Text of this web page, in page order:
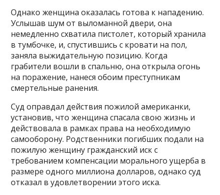
Однако женщина оказалась готова к нападению.
Услышав шум от выломанной двери, она
немедленно схватила пистолет, который хранила
в тумбочке, и, спустившись с кровати на пол,
заняла выжидательную позицию. Когда
грабители вошли в спальню, она открыла огонь
на поражение, нанеся обоим преступникам
смертельные ранения.
Суд оправдал действия пожилой американки,
установив, что женщина спасала свою жизнь и
действовала в рамках права на необходимую
самооборону. Родственники погибших подали на
пожилую женщину гражданский иск с
требованием компенсации морального ущерба в
размере одного миллиона долларов, однако суд
отказал в удовлетворении этого иска.